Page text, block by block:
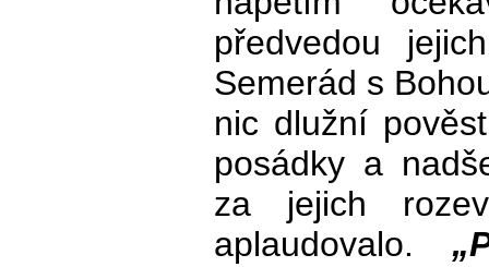
předvedou
Semerád s
nic dlužní
posádky a
za jejich
aplaudovalo.